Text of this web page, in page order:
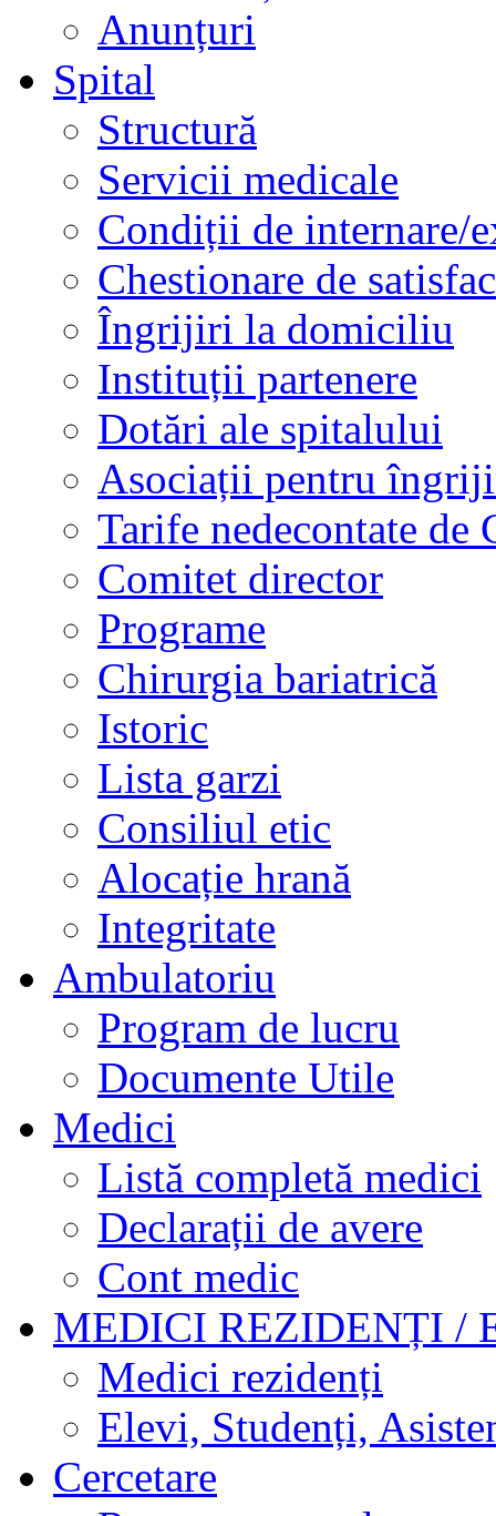
Anunțuri
Spital
Structură
Servicii medicale
Condiții de internare/
Chestionare de
Îngrijiri la domiciliu
Instituții partenere
Dotări ale spitalului
Asociații pentru
Tarife nedecontate de
Comitet director
Programe
Chirurgia bariatrică
Istoric
Lista garzi
Consiliul etic
Alocație hrană
Integritate
Ambulatoriu
Program de lucru
Documente Utile
Medici
Listă completă medici
Declarații de avere
Cont medic
MEDICI REZIDENȚI /
Medici rezidenți
Elevi, Studenți,
Cercetare